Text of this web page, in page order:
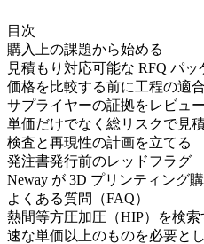
目次
購入上の課題から始める
見積もり対応可能な RFQ パ
価格を比較する前に工程の適
サプライヤーの証拠をレビュ
単価だけでなく総リスクで見
検査と再現性の計画を立てる
発注書発行前のレッドフラグ
Neway が 3D プリンティング
よくある質問（FAQ）
熱間等方圧加圧（HIP）
を検
速な単価以上のものを必要と